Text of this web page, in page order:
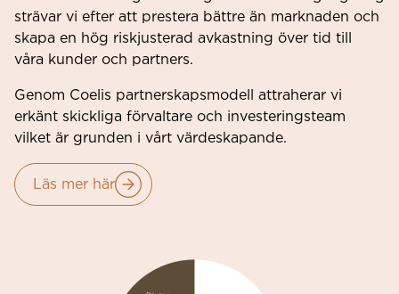
strävar vi efter att prestera bättre än marknaden och
skapa en hög riskjusterad avkastning över tid till
våra kunder och partners.
Genom Coelis partnerskapsmodell attraherar vi
erkänt skickliga förvaltare och investeringsteam
vilket är grunden i vårt värdeskapande.
Läs mer här